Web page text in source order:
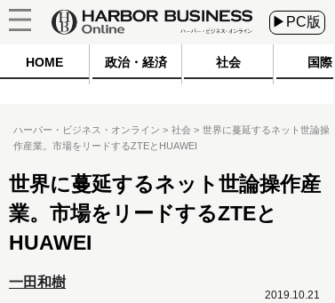
▶PC版
HOME 政治・経済 社会 国際
ハーバー・ビジネス・オンライン 社会
世界に蔓延するネット世論操
作産業。市場をリードするZTEとHUAWEI
世界に蔓延するネット世論操作産
業。市場をリードするZTEと
HUAWEI
一田和樹
2019.10.21